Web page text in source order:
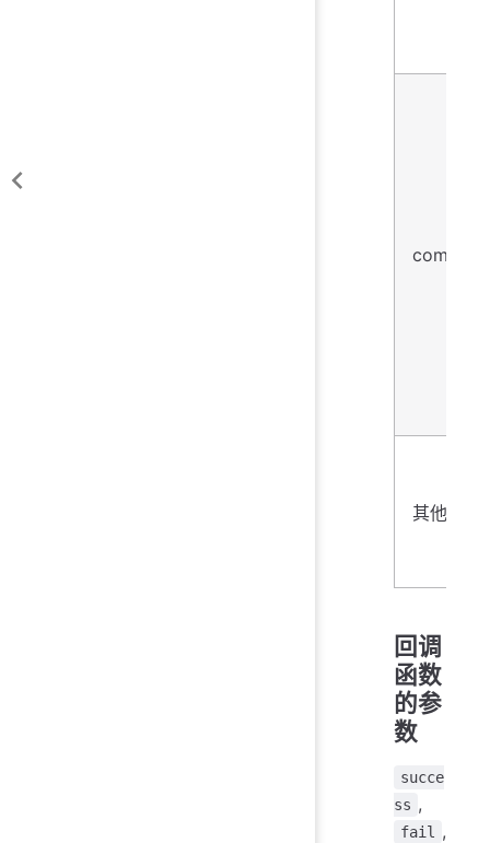
complete
其他
回调
函数
的参
数
succe
ss ,
fail ,